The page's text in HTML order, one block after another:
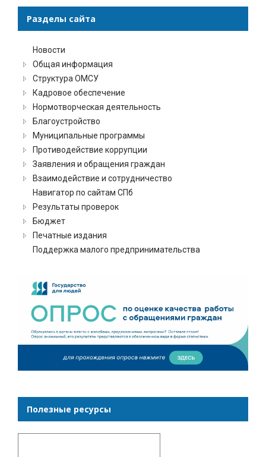
Разделы сайта
Новости
Общая информация
Структура ОМСУ
Кадровое обеспечение
Нормотворческая деятельность
Благоустройство
Муниципальные программы
Противодействие коррупции
Заявления и обращения граждан
Взаимодействие и сотрудничество
Навигатор по сайтам СПб
Результаты проверок
Бюджет
Печатные издания
Поддержка малого предпринимательства
Полезные ресурсы